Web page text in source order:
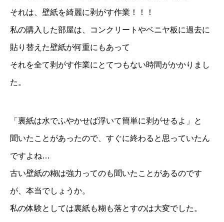
それは、壁紙を綺麗に剥がす作業！！！
私の購入した部屋は、コンクリートやベニヤ板に過去に
貼り替えた壁紙が何重にもあって
それを全て剥がす作業にとてつもない時間がかかりまし
た。
「裏紙は水でふやかせば浮いて簡単に剥がせるよ」と
聞いたことがあったので、すぐに終わると思っていたん
ですよね…
古い壁紙の糊は強力ってのも聞いたことがあるのです
が、本当でしょうか。
私の体験としては裏紙も糊も落とすのは大変でした。